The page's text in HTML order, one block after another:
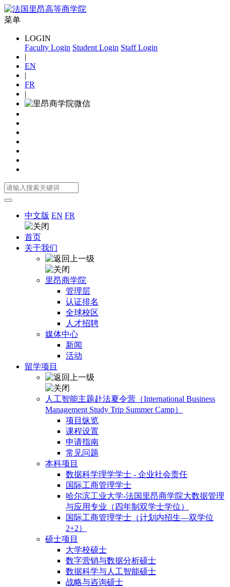
菜单
LOGIN
Faculty Login Student Login Staff Login
|
EN
|
FR
|
中文版 EN FR
首页
关于我们
里昂商学院
管理层
认证排名
全球校区
人才招聘
媒体中心
新闻
活动
留学项目
人工智能主题赴法夏令营（International Business
Management Study Trip Summer Camp）
项目纵览
课程设置
申请指南
常见问题
本科项目
数据科学理学学士 - 企业社会责任
国际工商管理学士
哈尔滨工业大学-法国里昂商学院大数据管理
与应用专业（四年制双学士学位）
国际工商管理学士（计划内招生—双学位
2+2）
硕士项目
大学校硕士
数字营销与数据分析硕士
数据科学与人工智能硕士
战略与咨询硕士